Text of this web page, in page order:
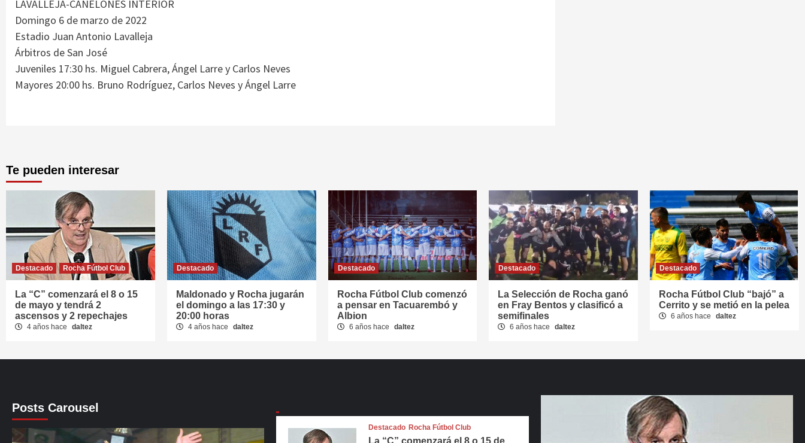
LAVALLEJA-CANELONES INTERIOR
Domingo 6 de marzo de 2022
Estadio Juan Antonio Lavalleja
Árbitros de San José
Juveniles 17:30 hs. Miguel Cabrera, Ángel Larre y Carlos Neves
Mayores 20:00 hs. Bruno Rodríguez, Carlos Neves y Ángel Larre
Te pueden interesar
Destacado Rocha Fútbol Club
La “C” comenzará el 8 o 15
de mayo y tendrá 2
ascensos y 2 repechajes
4 años hace daltez
Destacado
Maldonado y Rocha jugarán
el domingo a las 17:30 y
20:00 horas
4 años hace daltez
Destacado
Rocha Fútbol Club comenzó
a pensar en Tacuarembó y
Albion
6 años hace daltez
Destacado
La Selección de Rocha ganó
en Fray Bentos y clasificó a
semifinales
6 años hace daltez
Destacado
Rocha Fútbol Club “bajó” a
Cerrito y se metió en la pelea
6 años hace daltez
Posts Carousel
Destacado Rocha Fútbol Club
La “C” comenzará el 8 o 15 de